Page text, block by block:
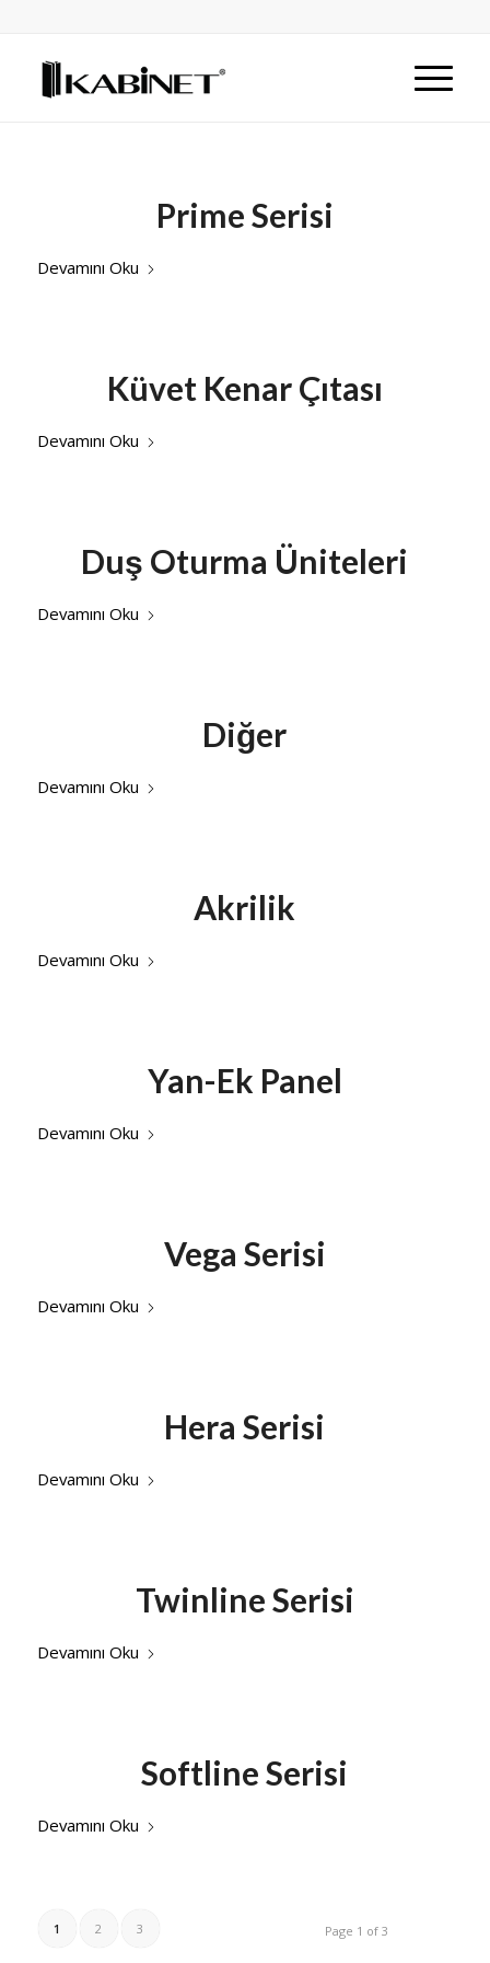
Prime Serisi
Devamını Oku
Küvet Kenar Çıtası
Devamını Oku
Duş Oturma Üniteleri
Devamını Oku
Diğer
Devamını Oku
Akrilik
Devamını Oku
Yan-Ek Panel
Devamını Oku
Vega Serisi
Devamını Oku
Hera Serisi
Devamını Oku
Twinline Serisi
Devamını Oku
Softline Serisi
Devamını Oku
Page 1 of 3
1 2 3